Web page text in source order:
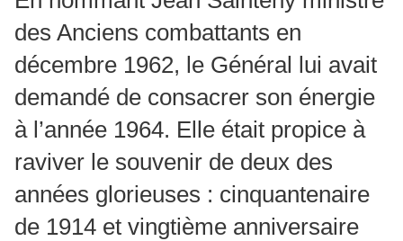
des Anciens combattants en
décembre 1962, le Général lui avait
demandé de consacrer son énergie
à l’année 1964. Elle était propice à
raviver le souvenir de deux des
années glorieuses : cinquantenaire
de 1914 et vingtième anniversaire